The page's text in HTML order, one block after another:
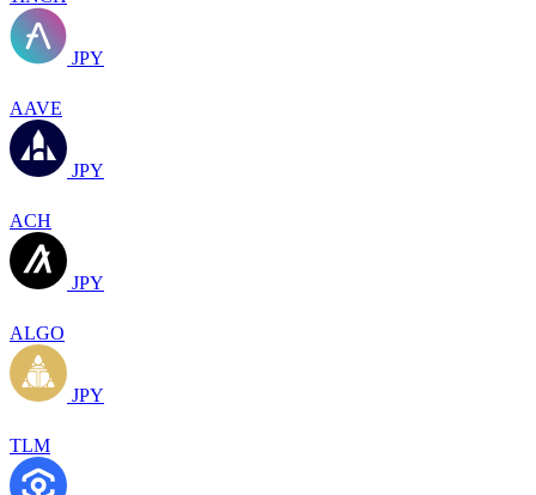
JPY
AAVE
JPY
ACH
JPY
ALGO
JPY
TLM